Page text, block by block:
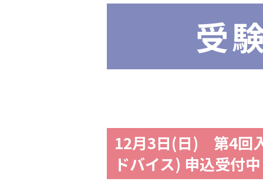
受
12月3日(日) 第4回
ドバイス) 申込受付中